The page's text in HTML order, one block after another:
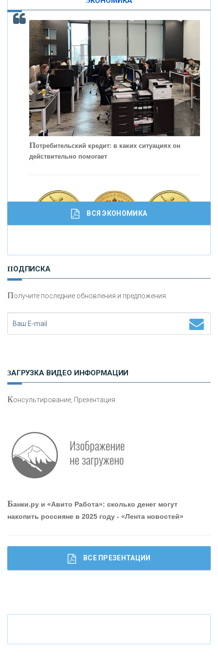
Скорость - один из главных трендов в
кредитовании бизнеса - «Интервью»
Работа мечты. Что банки делают для того, чтобы
привлечь и удержать персонал - «Интервью»
Потребительский кредит: в каких ситуациях он
действительно помогает
И
сохранения и увеличения капитала
Что будет с наличными деньгами при цифровом
ВСЯ ЭКОНОМИКА
ПОДПИСКА
Получите последние обновления и предложения.
ЗАГРУЗКА ВИДЕО ИНФОРМАЦИИ
Консультирование, Презентация
Банки.ру и «Авито Работа»: сколько денег могут
накопить россияне в 2025 году - «Лента новостей»
ВСЕ ПРЕЗЕНТАЦИИ